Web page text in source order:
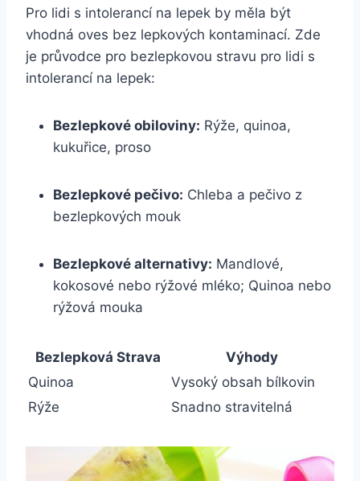
Pro lidi s intolerancí na lepek by měla být
vhodná oves bez lepkových kontaminací. Zde
je průvodce pro bezlepkovou stravu pro lidi s
intolerancí na lepek:
Bezlepkové obiloviny: Rýže, quinoa,
kukuřice, proso
Bezlepkové pečivo: Chleba a pečivo z
bezlepkových mouk
Bezlepkové alternativy: Mandlové,
kokosové nebo rýžové mléko; Quinoa nebo
rýžová mouka
Bezlepková Strava
Výhody
Quinoa
Vysoký obsah bílkovin
Rýže
Snadno stravitelná